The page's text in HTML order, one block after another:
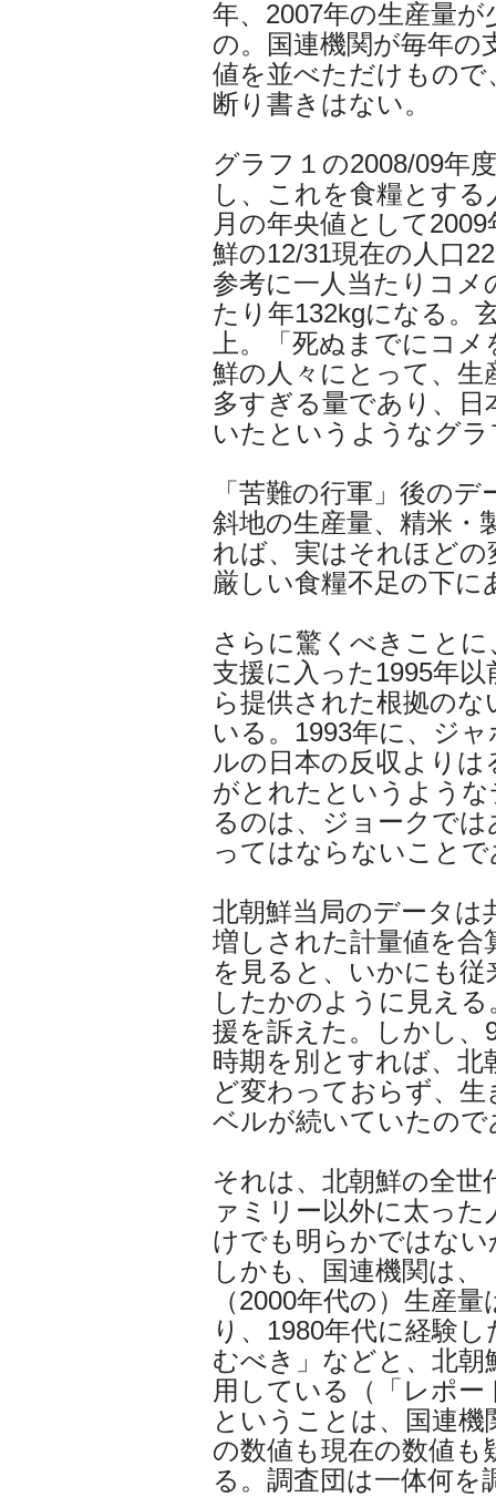
年、2007年の生産量
の。国連機関が毎年の
値を並べただけもの
断り書きはない。
グラフ１の2008/09年
し、これを食糧とする
月の年央値として
鮮の12/31現在の人口
参考に一人当たりコメ
たり年132kgになる。
上。「死ぬまでにコ
鮮の人々にとって、生
多すぎる量であり、
いたというようなグ
「苦難の行軍」後の
斜地の生産量、精米・
れば、実はそれほど
厳しい食糧不足の下
さらに驚くべきこと
支援に入った1995年
ら提供された根拠の
いる。1993年に、ジ
ルの日本の反収より
がとれたというよう
るのは、ジョークで
ってはならないこと
北朝鮮当局のデータは
増しされた計量値を
を見ると、いかにも
したかのように見え
援を訴えた。しかし、
時期を別とすれば、
ど変わっておらず、
ベルが続いていたので
それは、北朝鮮の全
ァミリー以外に太っ
けでも明らかではない
しかも、国連機関は
（2000年代の）生産
り、1980年代に経験
むべき」などと、北朝
用している（「レポー
ということは、国連
の数値も現在の数値
る。調査団は一体何